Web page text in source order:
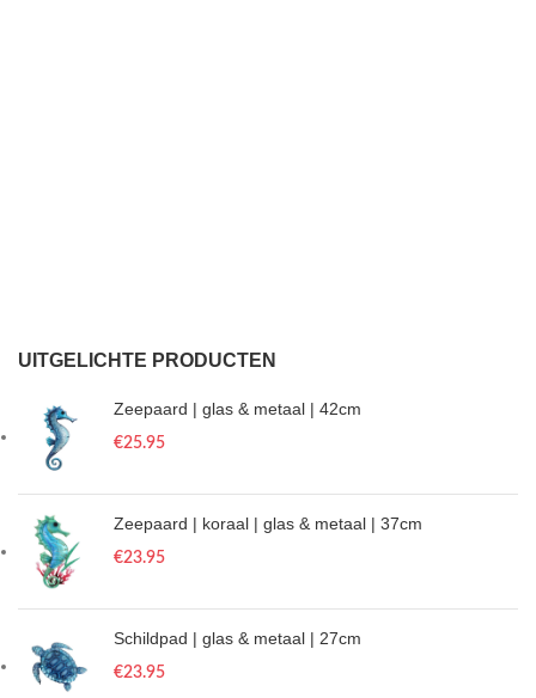
UITGELICHTE PRODUCTEN
Zeepaard | glas & metaal | 42cm
€25.95
Zeepaard | koraal | glas & metaal | 37cm
€23.95
Schildpad | glas & metaal | 27cm
€23.95